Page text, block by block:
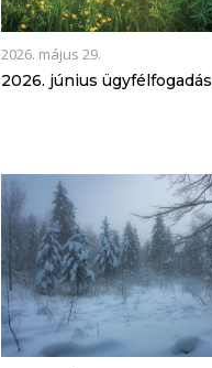
2026. május 29.
2026. június ügyfélfogadás